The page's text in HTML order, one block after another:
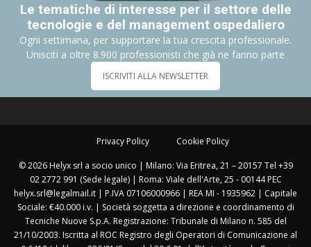
Le tematiche di interesse per il settore delle
tecnologie e del management ospedaliero
Ogni settimana, per supportare la tua crescita professionale.
Unisciti a oltre 8.900 professionisti che già ne fanno parte
ISCRIVITI ALLA NEWSLETTER
Privacy Policy Cookie Policy
© 2026 Helyx srl a socio unico | Milano: Via Eritrea, 21 – 20157 Tel +39
02 2772 991 (Sede legale) | Roma: Viale dell'Arte, 25 - 00144 PEC
helyx.srl@legalmail.it | P.IVA 07106000966 | REA MI - 1935962 | Capitale
Sociale: €40.000 i.v. | Società soggetta a direzione e coordinamento di
Tecniche Nuove S.p.A. Registrazione: Tribunale di Milano n. 585 del
21/10/2003. Iscritta al ROC Registro degli Operatori di Comunicazione al